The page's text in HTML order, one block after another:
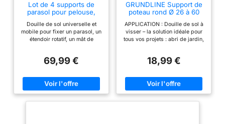
Lot de 4 supports de
parasol pour pelouse,
ancrage au sol, parasol,
plage, ancrage au sol, à
visser, douille de sol,
terre, douille en métal,
chevilles de
Douille de sol universelle et
mobile pour fixer un parasol, un
étendoir rotatif, un mât de
vissable est livré avec des
25-60 mm). La vis de sol est
parfaitement adaptée comme
support pour parasol dans le
69,99 €
GRUNDLINE Support de
poteau rond Ø 26 à 60
mm – Ancrage au sol à
visser – Base à visser –
Douille de sol – Pied de
support – Ancrage au sol
de sol – Parasol –
Séchoir rotatif
APPLICATION : Douille de sol à
visser – la solution idéale pour
tous vos projets : abri de jardin,
parasol, sauna de jardin, serre,
de piscine, balançoire, clôture
ou abri en bois. Nos pieds à vis
permettent un ancrage stable et
18,99 €